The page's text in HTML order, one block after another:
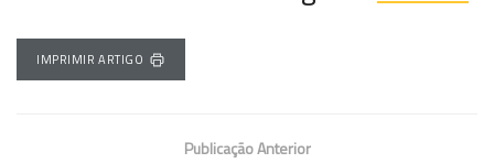
IMPRIMIR ARTIGO
Publicação Anterior